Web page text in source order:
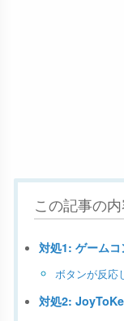
この記事の内
対処1: ゲーム
ボタンが反応
対処2: